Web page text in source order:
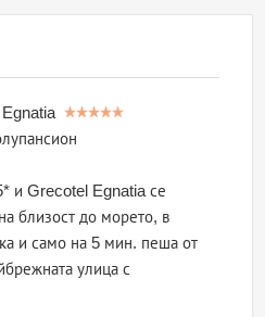
и Grecotel Egnatia се
близост до морето, в
и само на 5 мин. пеша от
улица с